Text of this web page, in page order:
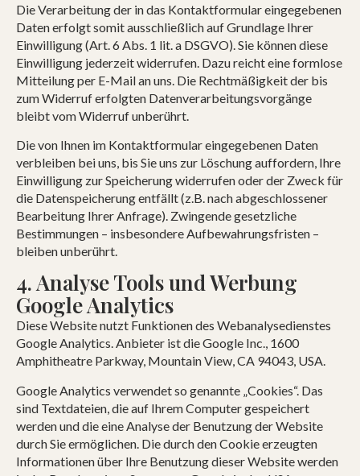
Die Verarbeitung der in das Kontaktformular eingegebenen
Daten erfolgt somit ausschließlich auf Grundlage Ihrer
Einwilligung (Art. 6 Abs. 1 lit. a DSGVO). Sie können diese
Einwilligung jederzeit widerrufen. Dazu reicht eine formlose
Mitteilung per E-Mail an uns. Die Rechtmäßigkeit der bis
zum Widerruf erfolgten Datenverarbeitungsvorgänge
bleibt vom Widerruf unberührt.
Die von Ihnen im Kontaktformular eingegebenen Daten
verbleiben bei uns, bis Sie uns zur Löschung auffordern, Ihre
Einwilligung zur Speicherung widerrufen oder der Zweck für
die Datenspeicherung entfällt (z.B. nach abgeschlossener
Bearbeitung Ihrer Anfrage). Zwingende gesetzliche
Bestimmungen – insbesondere Aufbewahrungsfristen –
bleiben unberührt.
4. Analyse Tools und Werbung
Google Analytics
Diese Website nutzt Funktionen des Webanalysedienstes
Google Analytics. Anbieter ist die Google Inc., 1600
Amphitheatre Parkway, Mountain View, CA 94043, USA.
Google Analytics verwendet so genannte „Cookies“. Das
sind Textdateien, die auf Ihrem Computer gespeichert
werden und die eine Analyse der Benutzung der Website
durch Sie ermöglichen. Die durch den Cookie erzeugten
Informationen über Ihre Benutzung dieser Website werden